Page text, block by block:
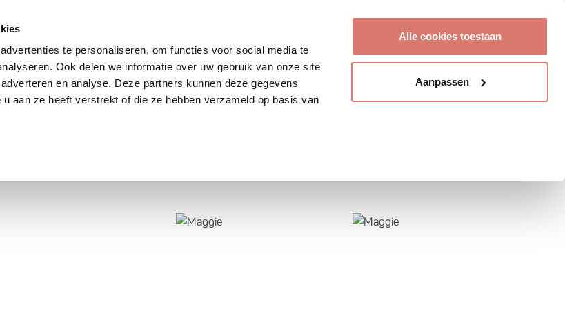
te personaliseren, om functies voor social media te
Ook delen we informatie over uw gebruik van onze site
en analyse. Deze partners kunnen deze gegevens
aan ze heeft verstrekt of die ze hebben verzameld op basis van
Alle cookies toestaan
Aanpassen
Hoe werkt het?